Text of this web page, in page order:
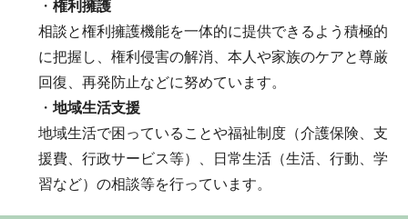
・ 権利擁護
相談と権利擁護機能を一体的に提供できるよう積極的
に把握し、権利侵害の解消、本人や家族のケアと尊厳
回復、再発防止などに努めています。
・ 地域生活支援
地域生活で困っていることや福祉制度（介護保険、支
援費、行政サービス等）、日常生活（生活、行動、学
習など）の相談等を行っています。